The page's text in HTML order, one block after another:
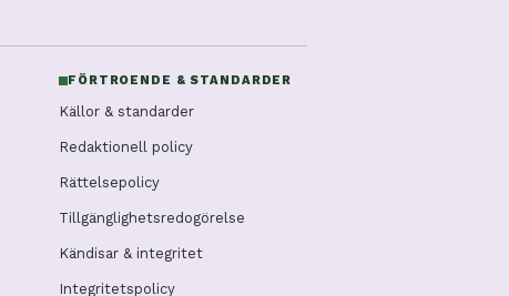
FÖRTROENDE & STANDARDER
Källor & standarder
Redaktionell policy
Rättelsepolicy
Tillgänglighetsredogörelse
Kändisar & integritet
Integritetspolicy